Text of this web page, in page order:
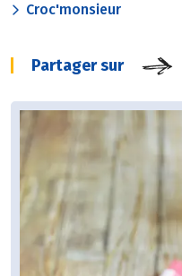
Croc'monsieur
Partager sur